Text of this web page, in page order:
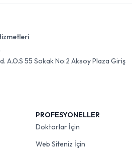
A.O.S 55 Sokak No:2 Aksoy Plaza Giriş
PROFESYONELLER
Doktorlar İçin
Web Siteniz İçin